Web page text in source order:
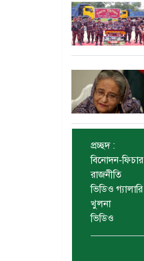
প্রচ্ছদ :
বিনোদন-ফিচার
রাজনীতি
ভিডিও গ্যালারি
খুলনা
ভিডিও